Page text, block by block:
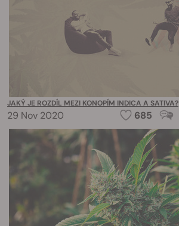
JAKÝ JE ROZDÍL MEZI KONOPÍM INDICA A SATIVA?
29 Nov 2020 685